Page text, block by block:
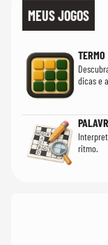
MEUS JOGOS
TERMO
dicas e
ritmo.